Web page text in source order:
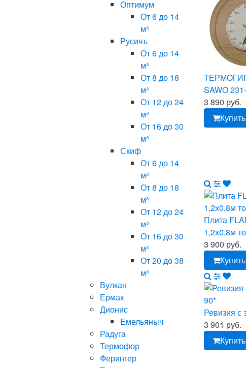
Оптимум
От 6 до 14
м³
Русичъ
От 6 до 14
м³
От 8 до 18
м³
От 12 до 24
м³
От 16 до 30
м³
Скиф
От 6 до 14
м³
От 8 до 18
м³
От 12 до 24
м³
От 16 до 30
м³
От 20 до 38
м³
Вулкан
Ермак
Дионис
Емельяныч
Радуга
Термофор
Ферингер
SAWO
3 890 руб.
Купить
Плита
1,2х0,8м
3 900 руб.
Купить
Ревизия с
3 901 руб.
Купить